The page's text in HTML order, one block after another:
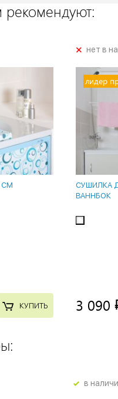
рекомендуют:
СМ
КУПИТЬ
+нет в
лидер
СУШИЛКА
ВАННБОК
3 090
в